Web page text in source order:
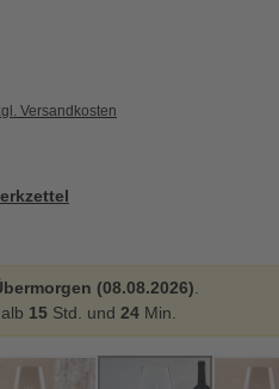
Versandkosten
(08.08.2026)
15 Std. und 24 Min.